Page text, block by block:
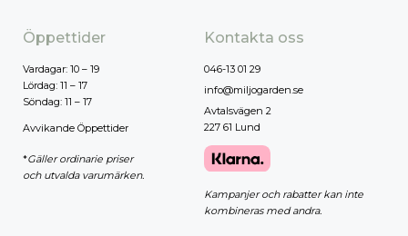
Öppettider
Vardagar: 10 – 19
Lördag: 11 – 17
Söndag: 11 – 17
Avvikande Öppettider
*Gäller ordinarie priser
och utvalda varumärken.
Kontakta oss
046-13 01 29
info@miljogarden.se
Avtalsvägen 2
227 61 Lund
Kampanjer och rabatter kan inte
kombineras med andra.